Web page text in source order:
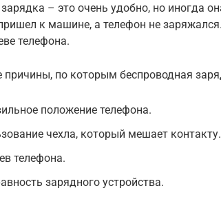
– это очень удобно, но иногда
к машине, а телефон не
телефона.
причины, по которым беспроводная
положение телефона.
чехла, который мешает контакту.
телефона.
зарядного устройства.